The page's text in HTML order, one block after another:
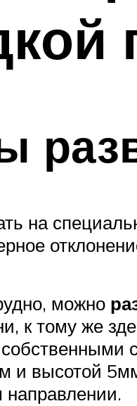
на
можно
к тому же
высотой
направлении.